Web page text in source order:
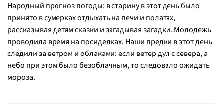
Народный прогноз погоды: в старину в этот день было
принято в сумерках отдыхать на печи и полатях,
рассказывая детям сказки и загадывая загадки. Молодежь
проводила время на посиделках. Наши предки в этот день
следили за ветром и облаками: если ветер дул с севера, а
небо при этом было безоблачным, то следовало ожидать
мороза.